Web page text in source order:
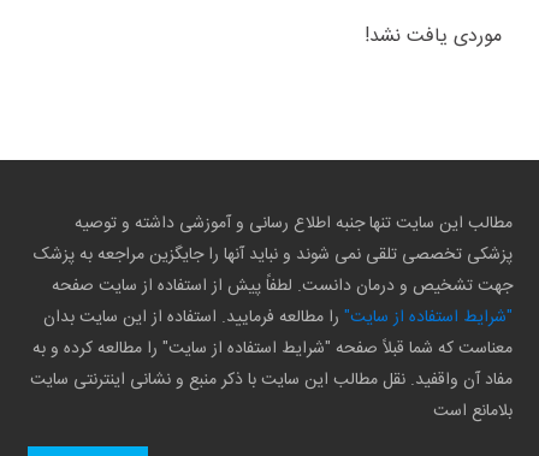
موردی یافت نشد!
مطالب این سایت تنها جنبه اطلاع رسانی و آموزشی داشته و توصیه
پزشکی تخصصی تلقی نمی شوند و نباید آنها را جایگزین مراجعه به پزشک
جهت تشخیص و درمان دانست. لطفاً پیش از استفاده از سایت صفحه
"شرایط استفاده از سایت" را مطالعه فرمایید. استفاده از این سایت بدان
معناست که شما قبلاً صفحه "شرایط استفاده از سایت" را مطالعه کرده و به
مفاد آن واقفید. نقل مطالب این سایت با ذکر منبع و نشانی اینترنتی سایت
بلامانع است